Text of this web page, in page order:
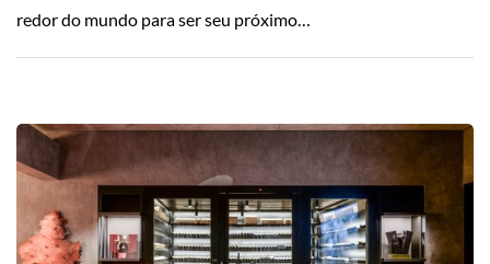
redor do mundo para ser seu próximo…